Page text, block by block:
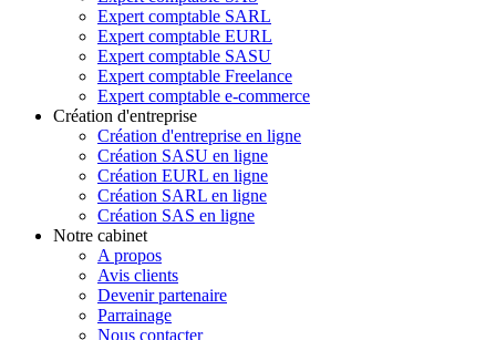
Expert comptable SARL
Expert comptable EURL
Expert comptable SASU
Expert comptable Freelance
Expert comptable e-commerce
Création d'entreprise
Création d'entreprise en ligne
Création SASU en ligne
Création EURL en ligne
Création SARL en ligne
Création SAS en ligne
Notre cabinet
A propos
Avis clients
Devenir partenaire
Parrainage
Nous contacter